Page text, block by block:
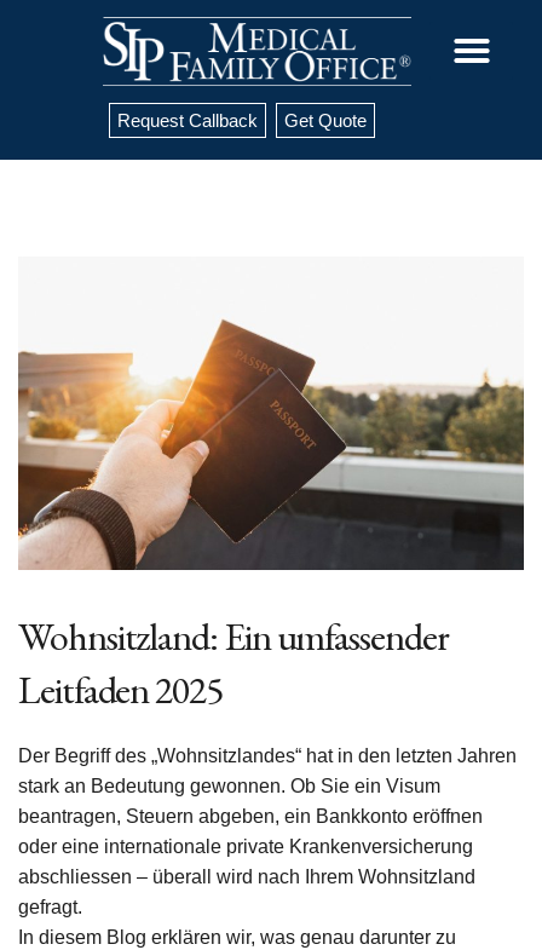
Request Callback Get Quote
Wohnsitzland: Ein umfassender
Leitfaden 2025
Der Begriff des „Wohnsitzlandes“ hat in den letzten Jahren
stark an Bedeutung gewonnen. Ob Sie ein Visum
beantragen, Steuern abgeben, ein Bankkonto eröffnen
oder eine internationale private Krankenversicherung
abschliessen – überall wird nach Ihrem Wohnsitzland
gefragt.
In diesem Blog erklären wir, was genau darunter zu